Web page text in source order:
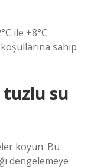
ile +8°C
sahip
tuzlu su
koyun. Bu
dengelemeye